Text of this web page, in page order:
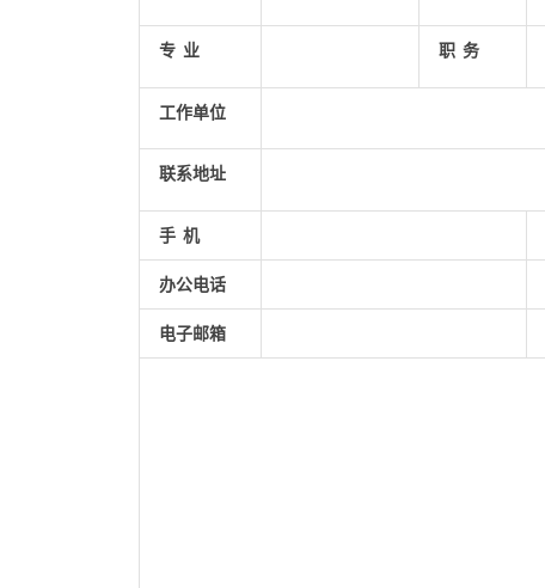
专 业 职 务
工作单位
联系地址
手 机
办公电话
电子邮箱